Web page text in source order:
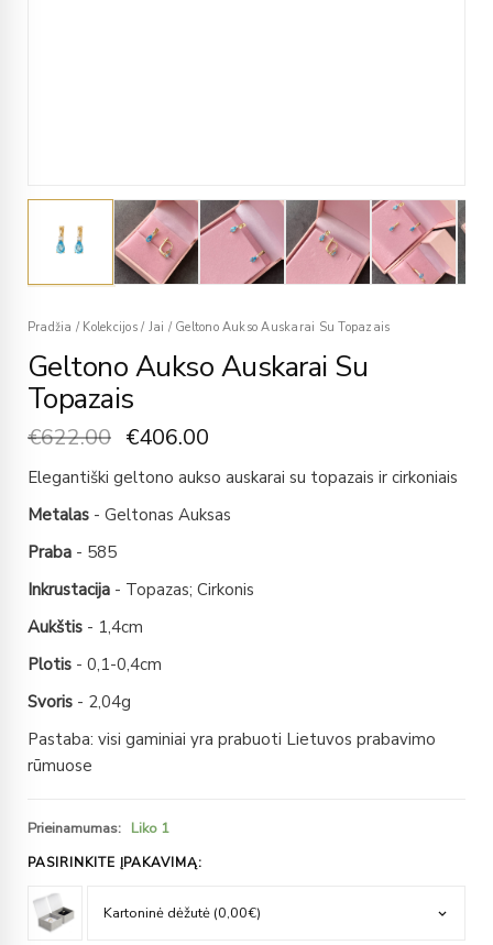
Pradžia / Kolekcijos / Jai /Geltono Aukso Auskarai Su Topazais
Geltono Aukso Auskarai Su
Topazais
€622.00 €406.00
Elegantiški geltono aukso auskarai su topazais ir cirkoniais
Metalas - Geltonas Auksas
Praba - 585
Inkrustacija - Topazas; Cirkonis
Aukštis - 1,4cm
Plotis - 0,1-0,4cm
Svoris - 2,04g
Pastaba: visi gaminiai yra prabuoti Lietuvos prabavimo
rūmuose
Prieinamumas: Liko 1
PASIRINKITE ĮPAKAVIMĄ: